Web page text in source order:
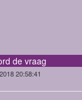
de vraag
20:58:41